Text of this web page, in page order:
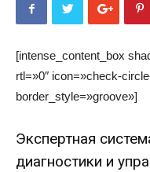
[intense_content_box
rtl=»0″ icon=»check-
border_style=»groove»]
Экспертная
диагностики и